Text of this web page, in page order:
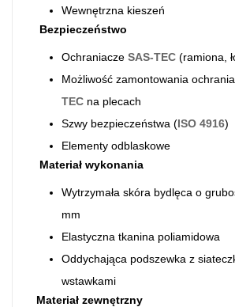
Wewnętrzna kieszeń
Bezpieczeństwo
Ochraniacze SAS-TEC (ramiona,
Możliwość zamontowania
TEC na plecach
Szwy bezpieczeństwa (ISO 4916)
Elementy odblaskowe
Materiał wykonania
Wytrzymała skóra bydlęca o
mm
Elastyczna tkanina poliamidowa
Oddychająca podszewka z
wstawkami
Materiał zewnętrzny